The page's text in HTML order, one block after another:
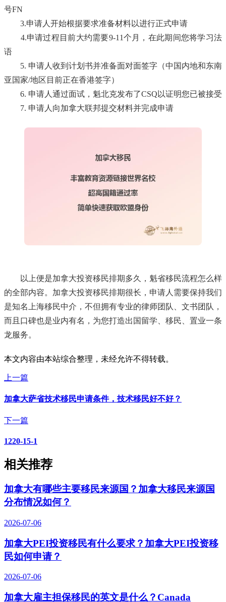
号FN
3.申请人开始根据要求准备材料以进行正式申请
4.申请过程目前大约需要9-11个月，在此期间您将学习法
语
5. 申请人收到计划书并准备面对面签字（中国内地和东南
亚国家/地区目前正在香港签字）
6. 申请人通过面试，魁北克发布了CSQ以证明您已被接受
7. 申请人向加拿大联邦提交材料并完成申请
以上便是加拿大投资移民排期多久，魁省移民流程怎么样
的全部内容。加拿大投资移民排期很长，申请人需要保持我们
是知名上海移民中介，不但拥有专业的律师团队、文书团队，
而且口碑也是业内有名，为您打造出国留学、移民、置业一条
龙服务。
本文内容由本站综合整理，未经允许不得转载。
上一篇
加拿大萨省技术移民申请条件，技术移民好不好？
下一篇
1220-15-1
相关推荐
加拿大有哪些主要移民来源国？加拿大移民来源国
分布情况如何？
2026-07-06
加拿大PEI投资移民有什么要求？加拿大PEI投资移
民如何申请？
2026-07-06
加拿大雇主担保移民的英文是什么？Canada